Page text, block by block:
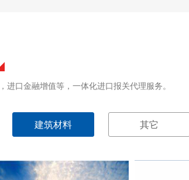
口金融增值等，一体化进口报关代理服务。
建筑材料 其它